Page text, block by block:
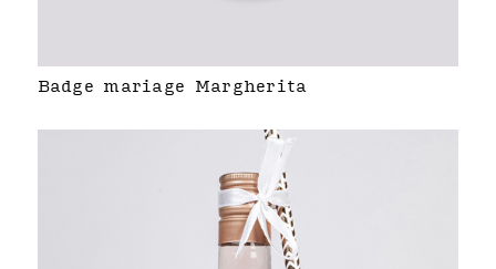
Badge mariage Margherita